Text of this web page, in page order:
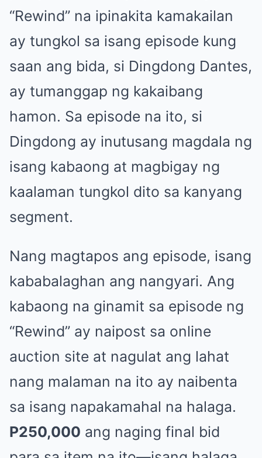
“Rewind” na ipinakita kamakailan
ay tungkol sa isang episode kung
saan ang bida, si Dingdong Dantes,
ay tumanggap ng kakaibang
hamon. Sa episode na ito, si
Dingdong ay inutusang magdala ng
isang kabaong at magbigay ng
kaalaman tungkol dito sa kanyang
segment.
Nang magtapos ang episode, isang
kababalaghan ang nangyari. Ang
kabaong na ginamit sa episode ng
“Rewind” ay naipost sa online
auction site at nagulat ang lahat
nang malaman na ito ay naibenta
sa isang napakamahal na halaga.
P250,000 ang naging final bid